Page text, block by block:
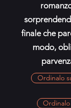
finale che
modo,
Ordinalo